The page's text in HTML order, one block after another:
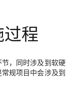
程
，同时涉及到软硬
规项目中会涉及到